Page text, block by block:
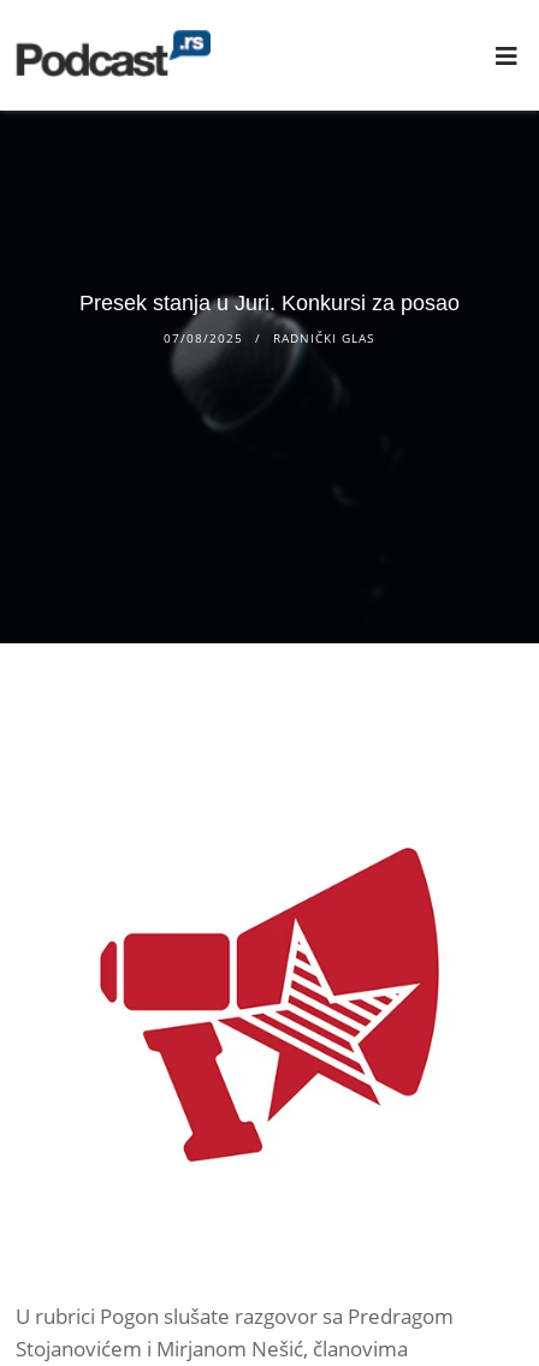
Presek stanja u Juri. Konkursi za posao
07/08/2025 RADNIČKI GLAS
U rubrici Pogon slušate razgovor sa Predragom
Stojanovićem i Mirjanom Nešić, članovima